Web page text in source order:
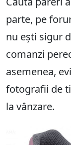
parte, pe
nu ești sigur
comanzi
asemenea,
fotografii de
la vânzare.